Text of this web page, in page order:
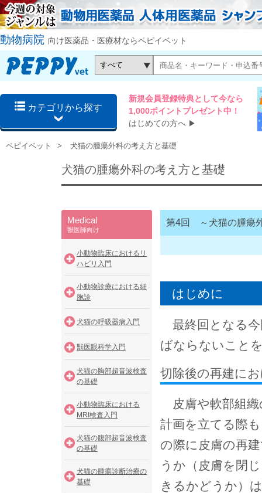
動物病院 向け医薬品・医療材ならペピイベット
カテゴリから探す
新規会員登録特典として今なら
1,000ポイントプレゼント中！
はじめての方へ ▶
ペピイベット 犬猫の腫瘍外科の考え方と基礎
犬猫の腫瘍外科の考え方と基礎
Medical
獣医師向け
小動物臨床におけるリ
ハビリ入門
小動物診療における細
胞診
犬猫の呼吸器病入門
獣医眼科学入門
犬猫の胸部超音波検査
の基礎
小動物臨床における
MRI検査入門
犬猫の腹部超音波検査
の基礎
犬猫の腫瘍診断治療の
基礎
第4回 ～犬猫の腫瘍
はじめに
最終回となる今
ばならないこと
切除後の再建に
皮膚や軟部組織
計画を立てる際
の際に皮膚の再
うか（皮膚を閉
きるかどうか）